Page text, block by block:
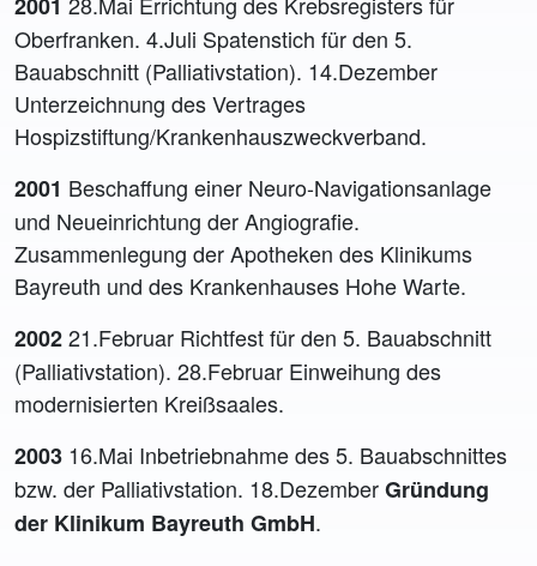
Oberfranken. 4.Juli Spatenstich für den 5.
Bauabschnitt (Palliativstation). 14.Dezember
Unterzeichnung des Vertrages
Hospizstiftung/Krankenhauszweckverband.
2001 Beschaffung einer Neuro-Navigationsanlage
und Neueinrichtung der Angiografie.
Zusammenlegung der Apotheken des Klinikums
Bayreuth und des Krankenhauses Hohe Warte.
200221.Februar Richtfest für den 5. Bauabschnitt
(Palliativstation). 28.Februar Einweihung des
modernisierten Kreißsaales.
2003 16.Mai Inbetriebnahme des 5. Bauabschnittes
bzw. der Palliativstation. 18.DezemberGründung
der Klinikum Bayreuth GmbH.